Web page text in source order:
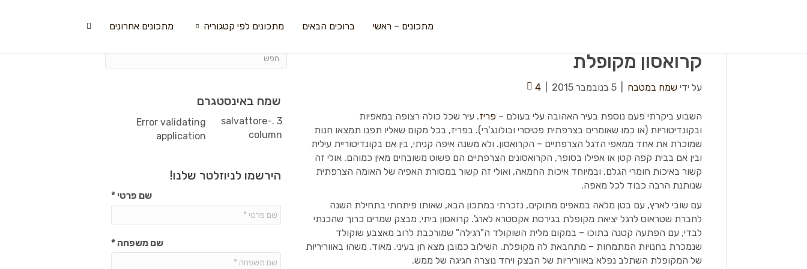
מתכונים – ראשי ברוכים הבאים מתכונים לפי קטגוריה מתכונים אחרונים
קרואסון מקופלת
על ידי שמח במטבח 5 בנובמבר 2015 4
השבוע ביקרתי פעם נוספת בעיר האהובה עלי בעולם – פריז. עיר שכל כולה רצופה במאפיות
ובקונדיטוריות (או כמו שאומרים בצרפתית פטיסרי ובולונג'רי). בפריז, בכל מקום שאליו תפנו תמצאו חנות
שמוכרת את אחד ממאפי הדגל הצרפתיים – הקרואסון. ולא משנה איפה קניתי, בין אם בקונדיטוריית עילית
ובין אם בבית קפה קטן או אפילו בסופר, הקרואסונים הצרפתיים הם פשוט משובחים מאין כמוהם. אולי זה
קשור באיכות חומרי הגלם, ובמיוחד איכות החמאה, ואולי זה קשור במסורת האפיה של האומה הצרפתית
שנותנת הרבה כבוד לכל מאפה.
עם שובי לארץ, עם בטן מלאה במאפים מתוקים, נזכרתי במתכון הבא, שאותו פיתחתי בתחילת השנה
לחברת שטראוס לרגל יציאת מקופלת בגירסת אקסטרא לארג'. קרואסון ביתי, מבצק שמרים כרוך שהכנתי
לבדי, עם הפתעה קטנה בתוכו – במקום מלית השוקולד ה"רגילה" שמורכבת לרוב מאצבע שוקולד
שנמכרת בחנויות המתמחות – מתחבאת לה מקופלת. השילוב כמובן מצא חן בעיני. מאוד. משהו באווריריות
של המקופלת השתלב נפלא באווריריות של הבצק ויחד נוצרה חגיגה של ממש.
שמח באינסטגרם
Error validating
application
הירשמו לניוזלטר שלנו!
שם פרטי*
שם משפחה*